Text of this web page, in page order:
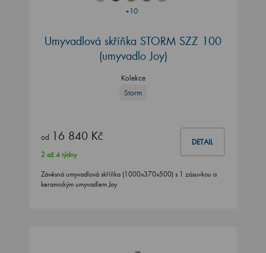
+10
Umyvadlová skříňka STORM SZZ 100
(umyvadlo Joy)
Kolekce
Storm
od 16 840 Kč DETAIL
2 až 4 týdny
Závěsná umyvadlová skříňka (1000x370x500) s 1 zásuvkou a
keramickým umyvadlem Joy